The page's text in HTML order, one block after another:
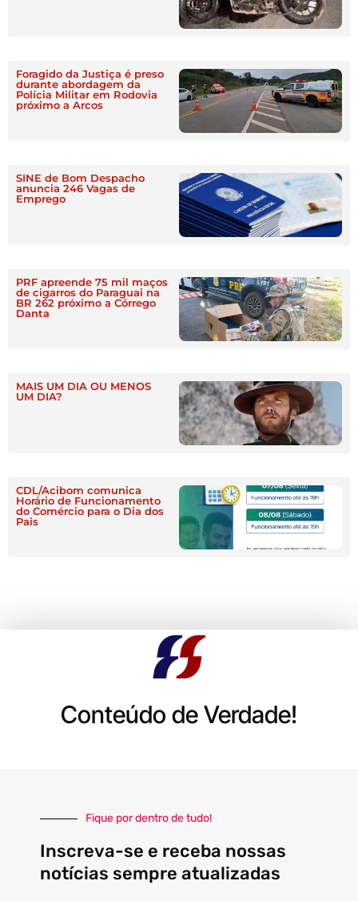
Foragido da Justiça é preso
durante abordagem da
Polícia Militar em Rodovia
próximo a Arcos
SINE de Bom Despacho
anuncia 246 Vagas de
Emprego
PRF apreende 75 mil maços
de cigarros do Paraguai na
BR 262 próximo a Córrego
Danta
MAIS UM DIA OU MENOS
UM DIA?
CDL/Acibom comunica
Horário de Funcionamento
do Comércio para o Dia dos
Pais
Conteúdo de Verdade!
Fique por dentro de tudo!
Inscreva-se e receba nossas
notícias sempre atualizadas